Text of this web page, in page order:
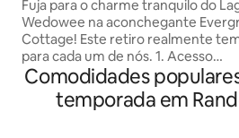
Fuja para o charme tranquilo do
Wedowee na aconchegante
Cottage! Este retiro realmente
para cada um de nós. 1. Acesso
compartilhado ao lago privado para
facilitar o lançamento de caiaques e
pequenos barcos. 2. Banheira de
Comodidades
temporada em